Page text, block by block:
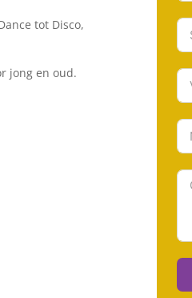
tot Disco,
jong en oud.